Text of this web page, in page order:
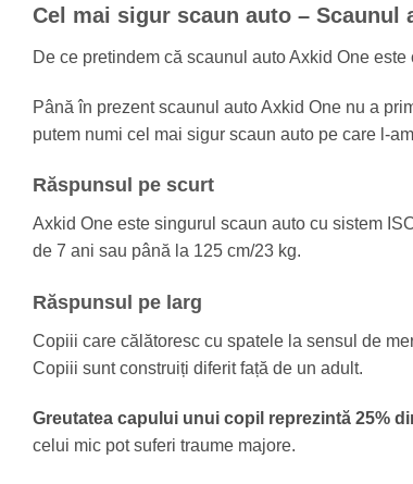
Cel mai sigur scaun auto – Scaunul
De ce pretindem că scaunul auto Axkid One
Până în prezent scaunul auto Axkid One nu a
putem numi cel mai sigur scaun auto pe care l-
Răspunsul pe scurt
Axkid One este singurul scaun auto cu sistem
de 7 ani sau până la 125 cm/23 kg.
Răspunsul pe larg
Copiii care călătoresc cu spatele la sensul de
Copiii sunt construiți diferit față de un adult.
Greutatea capului unui copil reprezintă 25%
celui mic pot suferi traume majore.